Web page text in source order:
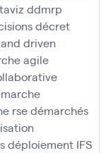
ddmrp
décret
driven
agile
rsedémarchés
déploiement IFS